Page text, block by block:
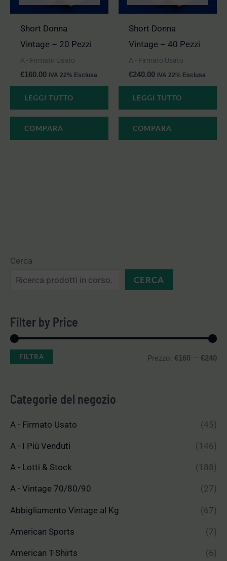
Cerca
CERCA
Filter by Price
FILTRA Prezzo: €160 — €240
Categorie del negozio
A - Firmato Usato (45)
A - I Più Venduti (146)
A - Lotti & Stock (188)
A - Vintage 70/80/90 (27)
Abbigliamento Vintage al Kg (67)
American Sports (7)
American T-Shirts (6)
Short Donna
Vintage – 20 Pezzi
A - Firmato Usato
€160.00 IVA 22% Esclusa
LEGGI TUTTO
COMPARA
Short Donna
Vintage – 40 Pezzi
A - Firmato Usato
€240.00 IVA 22% Esclusa
LEGGI TUTTO
COMPARA